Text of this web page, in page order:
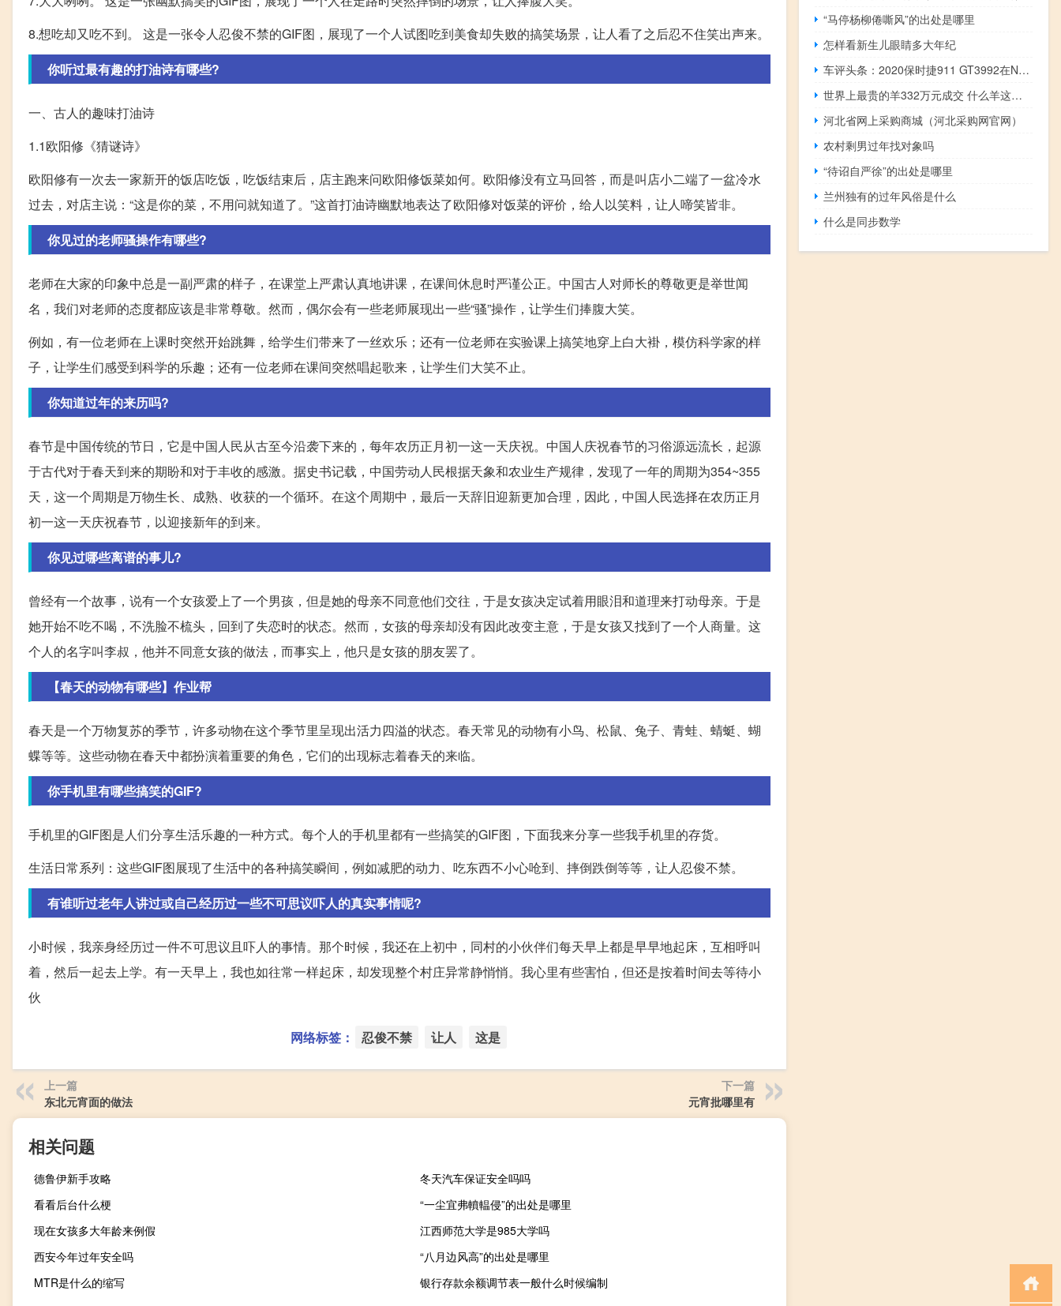
8.想吃却又吃不到。 这是一张令人忍俊不禁的GIF图，展现了一个人试图吃到美食却失败的搞笑场景，让人看了之后忍不住笑出声来。
你听过最有趣的打油诗有哪些?
一、古人的趣味打油诗
1.1欧阳修《猜谜诗》
欧阳修有一次去一家新开的饭店吃饭，吃饭结束后，店主跑来问欧阳修饭菜如何。欧阳修没有立马回答，而是叫店小二端了一盆冷水
过去，对店主说：“这是你的菜，不用问就知道了。”这首打油诗幽默地表达了欧阳修对饭菜的评价，给人以笑料，让人啼笑皆非。
你见过的老师骚操作有哪些?
老师在大家的印象中总是一副严肃的样子，在课堂上严肃认真地讲课，在课间休息时严谨公正。中国古人对师长的尊敬更是举世闻
名，我们对老师的态度都应该是非常尊敬。然而，偶尔会有一些老师展现出一些“骚”操作，让学生们捧腹大笑。
例如，有一位老师在上课时突然开始跳舞，给学生们带来了一丝欢乐；还有一位老师在实验课上搞笑地穿上白大褂，模仿科学家的样
子，让学生们感受到科学的乐趣；还有一位老师在课间突然唱起歌来，让学生们大笑不止。
你知道过年的来历吗?
春节是中国传统的节日，它是中国人民从古至今沿袭下来的，每年农历正月初一这一天庆祝。中国人庆祝春节的习俗源远流长，起源
于古代对于春天到来的期盼和对于丰收的感激。据史书记载，中国劳动人民根据天象和农业生产规律，发现了一年的周期为354~355
天，这一个周期是万物生长、成熟、收获的一个循环。在这个周期中，最后一天辞旧迎新更加合理，因此，中国人民选择在农历正月
初一这一天庆祝春节，以迎接新年的到来。
你见过哪些离谱的事儿?
曾经有一个故事，说有一个女孩爱上了一个男孩，但是她的母亲不同意他们交往，于是女孩决定试着用眼泪和道理来打动母亲。于是
她开始不吃不喝，不洗脸不梳头，回到了失恋时的状态。然而，女孩的母亲却没有因此改变主意，于是女孩又找到了一个人商量。这
个人的名字叫李叔，他并不同意女孩的做法，而事实上，他只是女孩的朋友罢了。
【春天的动物有哪些】作业帮
春天是一个万物复苏的季节，许多动物在这个季节里呈现出活力四溢的状态。春天常见的动物有小鸟、松鼠、兔子、青蛙、蜻蜓、蝴
蝶等等。这些动物在春天中都扮演着重要的角色，它们的出现标志着春天的来临。
你手机里有哪些搞笑的GIF?
手机里的GIF图是人们分享生活乐趣的一种方式。每个人的手机里都有一些搞笑的GIF图，下面我来分享一些我手机里的存货。
生活日常系列：这些GIF图展现了生活中的各种搞笑瞬间，例如减肥的动力、吃东西不小心呛到、摔倒跌倒等等，让人忍俊不禁。
有谁听过老年人讲过或自己经历过一些不可思议吓人的真实事情呢?
小时候，我亲身经历过一件不可思议且吓人的事情。那个时候，我还在上初中，同村的小伙伴们每天早上都是早早地起床，互相呼叫
着，然后一起去上学。有一天早上，我也如往常一样起床，却发现整个村庄异常静悄悄。我心里有些害怕，但还是按着时间去等待小
伙
网络标签： 忍俊不禁 让人 这是
上一篇
东北元宵面的做法
下一篇
元宵批哪里有
相关问题
德鲁伊新手攻略
冬天汽车保证安全吗吗
看看后台什么梗
“一尘宜弗轒輼侵”的出处是哪里
现在女孩多大年龄来例假
江西师范大学是985大学吗
西安今年过年安全吗
“八月边风高”的出处是哪里
MTR是什么的缩写
银行存款余额调节表一般什么时候编制
“马停杨柳倦嘶风”的出处是哪里
怎样看新生儿眼睛多大年纪
车评头条：2020保时捷911 GT3992在Nurburgring发现看起来很快
世界上最贵的羊332万元成交 什么羊这么贵
河北省网上采购商城（河北采购网官网）
农村剩男过年找对象吗
“待诏自严徐”的出处是哪里
兰州独有的过年风俗是什么
什么是同步数学